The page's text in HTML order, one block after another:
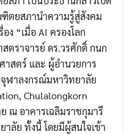
ตยสภานำความรู้สู่สังคม
ง “เมื่อ AI ครองโลก
ตราจารย์ ดร.วรศักดิ์ กนก
สตร์ และ ผู้อำนวยการ
ฬาลงกรณ์มหาวิทยาลัย
Chulalongkorn
ณ อาคารเฉลิมราชกุมารี
ลัย ทั้งนี้ โดยมีผู้สนใจเข้า